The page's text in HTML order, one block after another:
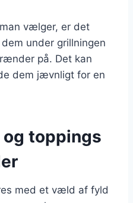
vælger, er det
under grillningen
på. Det kan
dem jævnligt for en
toppings
med et væld af fyld